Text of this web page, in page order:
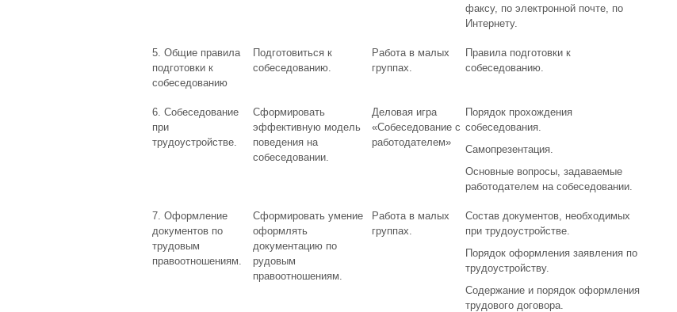
факсу, по электронной почте, по
Интернету.
5. Общие правила
подготовки к
собеседованию
Подготовиться к
собеседованию.
Работа в малых
группах.
Правила подготовки к
собеседованию.
6. Собеседование
при
трудоустройстве.
Сформировать
эффективную модель
поведения на
собеседовании.
Деловая игра
«Собеседование с
работодателем»
Порядок прохождения
собеседования.
Самопрезентация.
Основные вопросы, задаваемые
работодателем на собеседовании.
7. Оформление
документов по
трудовым
правоотношениям.
Сформировать умение
оформлять
документацию по
рудовым
правоотношениям.
Работа в малых
группах.
Состав документов, необходимых
при трудоустройстве.
Порядок оформления заявления по
трудоустройству.
Содержание и порядок оформления
трудового договора.